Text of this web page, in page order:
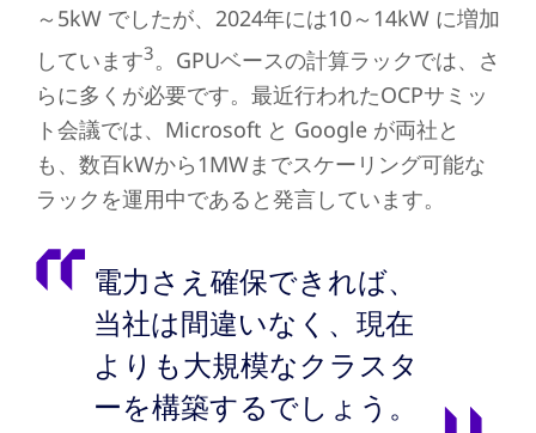
～5kW でしたが、2024年には10～14kW に増加
しています3。GPUベースの計算ラックでは、さ
らに多くが必要です。最近行われたOCPサミッ
ト会議では、Microsoft と Google が両社と
も、数百kWから1MWまでスケーリング可能な
ラックを運用中であると発言しています。
電力さえ確保できれば、
当社は間違いなく、現在
よりも大規模なクラスタ
ーを構築するでしょう。